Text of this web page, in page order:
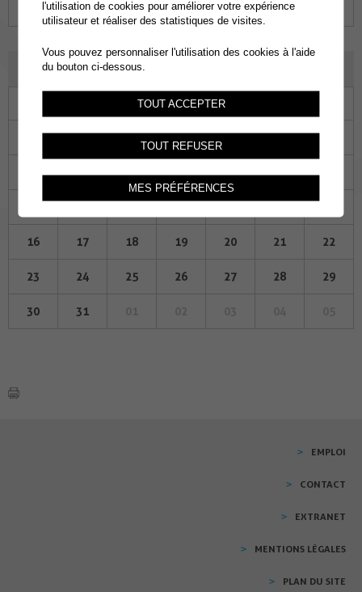
26 27 28 29 30
DÉCEMBRE 2024
Me Je Ve
26 27 28 29 30
03 04 05 06 07
16 17 18 19 20 21 22
23 24 25 26 27 28 29
30 31
EMPLOI
CONTACT
EXTRANET
MENTIONS LÉGALES
PLAN DU SITE
l'utilisation de cookies pour améliorer votre expérience
utilisateur et réaliser des statistiques de visites.
Vous pouvez personnaliser l'utilisation des cookies à l'aide
du bouton ci-dessous.
TOUT ACCEPTER
TOUT REFUSER
MES PRÉFÉRENCES